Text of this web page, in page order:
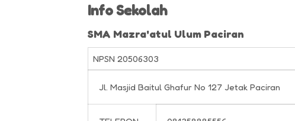
Info Sekolah
SMA Mazra'atul Ulum Paciran
NPSN20506303
Jl. Masjid Baitul Ghafur No 127 Jetak Paciran